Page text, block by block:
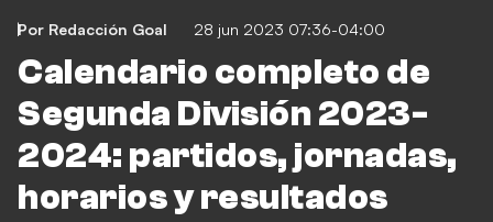
Por Redacción Goal 28 jun 2023 07:36-04:00
Calendario completo de
Segunda División 2023-
2024: partidos, jornadas,
horarios y resultados